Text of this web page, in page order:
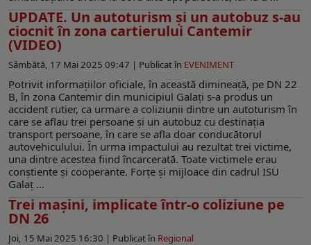
UPDATE. Un autoturism şi un autobuz s-au
ciocnit în zona cartierului Cantemir
(VIDEO)
Sâmbătă, 17 Mai 2025 09:47 | Publicat în EVENIMENT
Potrivit informaţiilor oficiale, în această dimineață, pe DN 22
B, în zona Cantemir din municipiul Galați s-a produs un
accident rutier, ca urmare a coliziunii dintre un autoturism în
care se aflau trei persoane și un autobuz cu destinația
transport persoane, în care se afla doar conducătorul
autovehiculului. În urma impactului au rezultat trei victime,
una dintre acestea fiind încarcerată. Toate victimele erau
conștiente și cooperante. Forțe și mijloace din cadrul ISU
Galaț ...
Trei mașini, implicate într-o coliziune pe
DN 26
Joi, 15 Mai 2025 16:30 | Publicat în Regional